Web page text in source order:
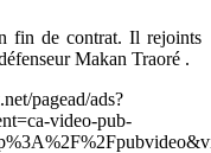
fin de contrat. Il rejoints
Makan Traoré .
pagead/ads?
video-pub-